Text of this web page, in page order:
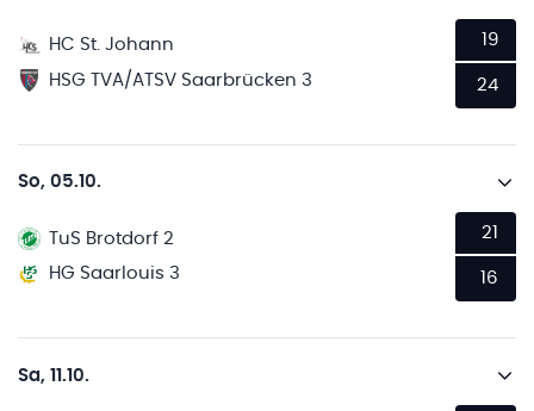
HC St. Johann
HSG TVA/ATSV Saarbrücken 3
19
24
So, 05.10.
TuS Brotdorf 2
HG Saarlouis 3
21
16
Sa, 11.10.